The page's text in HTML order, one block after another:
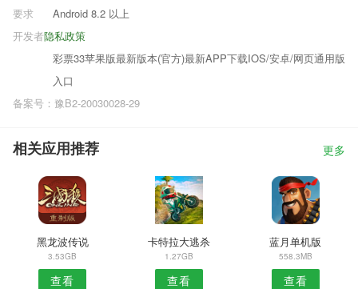
要求
Android 8.2 以上
隐私政策
开发者
彩票33苹果版最新版本(官方)最新APP下载IOS/安卓/网页通用版
入口
备案号：豫B2-20030028-29
相关应用推荐 更多
黑龙波传说
3.53GB
查看
卡特拉大逃杀
1.27GB
查看
蓝月单机版
558.3MB
查看